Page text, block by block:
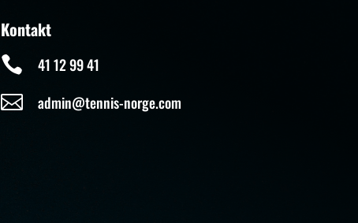
Kontakt
 41 12 99 41
 admin@tennis-norge.com